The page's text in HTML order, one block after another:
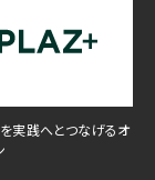
実践へとつなげるオ